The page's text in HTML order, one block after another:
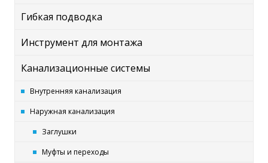
Гибкая подводка
Инструмент для монтажа
Канализационные системы
Внутренняя канализация
Наружная канализация
Заглушки
Муфты и переходы